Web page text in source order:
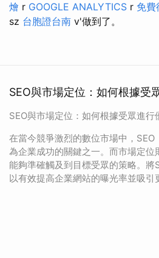
燴 r GOOGLE ANALYTICS r 免費
sz 台胞證台南 v'做到了。
SEO與市場定位：如何根據受
SEO與市場定位：如何根據受眾進
在當今競爭激烈的數位市場中，
為企業成功的關鍵之一。而市場定位
能夠準確觸及到目標受眾的策略。將
以有效提高企業網站的曝光率並吸引